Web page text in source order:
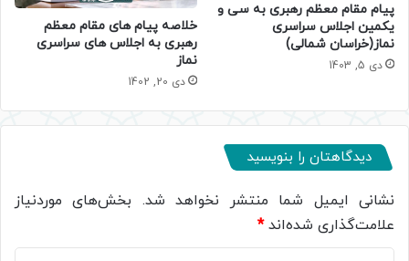
پیام مقام معظم رهبری به سی و
یکمین اجلاس سراسری
نماز(خراسان شمالی)
دی 5, 1403
خلاصه پیام های مقام معظم
رهبری به اجلاس های سراسری
نماز
دی 20, 1402
دیدگاهتان را بنویسید
نشانی ایمیل شما منتشر نخواهد شد. بخش‌های موردنیاز
علامت‌گذاری شده‌اند*